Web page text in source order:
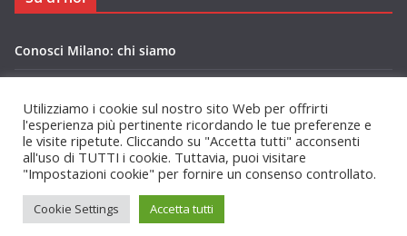
Conosci Milano: chi siamo
Copyright © 2026Conosci Milano
Tema:ColorMag di ThemeGrill. Powered by
Utilizziamo i cookie sul nostro sito Web per offrirti
l'esperienza più pertinente ricordando le tue preferenze e
le visite ripetute. Cliccando su "Accetta tutti" acconsenti
all'uso di TUTTI i cookie. Tuttavia, puoi visitare
"Impostazioni cookie" per fornire un consenso controllato.
Cookie Settings Accetta tutti